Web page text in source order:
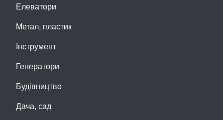
Елеватори
Метал, пластик
Інструмент
Генератори
Будівництво
Дача, сад